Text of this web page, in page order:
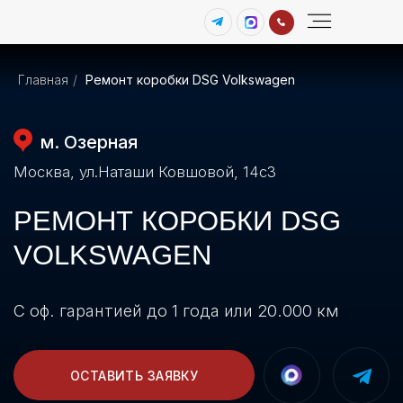
Главная / Ремонт коробки DSG Volkswagen
РЕМОНТ КОРОБКИ DSG
VOLKSWAGEN
С оф. гарантией до 1 года или 20.000 км
ОСТАВИТЬ ЗАЯВКУ